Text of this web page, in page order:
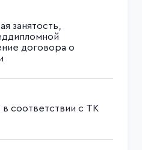
занятость,
договора о
соответствии с ТК